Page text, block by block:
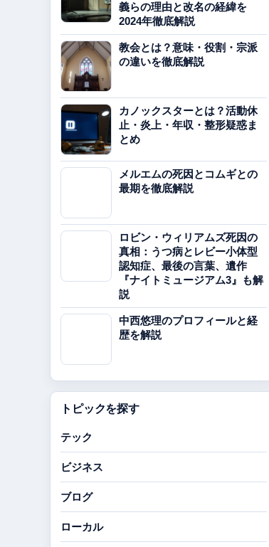
義らの理由と改名の経緯を
2024年徹底解説
教会とは？意味・役割・宗派
の違いを徹底解説
カノックスターとは？活動休
止・炎上・年収・整形疑惑ま
とめ
メルエムの死因とコムギとの
最期を徹底解説
ロビン・ウィリアムズ死因の
真相：うつ病とレビー小体型
認知症、最後の言葉、遺作
『ナイトミュージアム3』も解
説
中西悠理のプロフィールと経
歴を解説
トピックを探す
テック
ビジネス
ブログ
ローカル